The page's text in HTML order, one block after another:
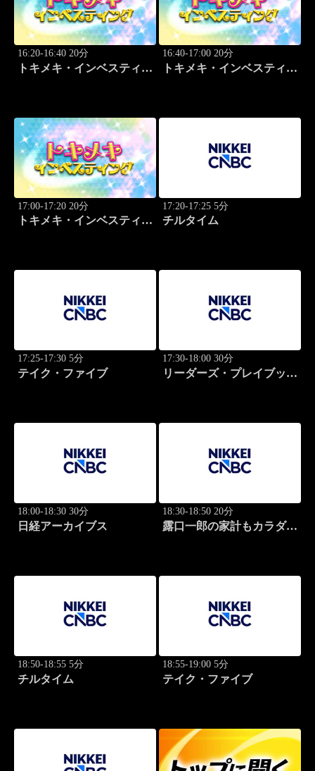
16:20-16:40 20分
トキメキ・インベスティン
16:40-17:00 20分
トキメキ・インベスティン
17:00-17:20 20分
トキメキ・インベスティン
17:20-17:25 5分
チルタイム
17:25-17:30 5分
テイク・ファイブ
17:30-18:00 30分
リーダーズ・プレイブック
18:00-18:30 30分
日経アーカイブス
18:30-18:50 20分
露口一郎の家計もカラダも
18:50-18:55 5分
チルタイム
18:55-19:00 5分
テイク・ファイブ